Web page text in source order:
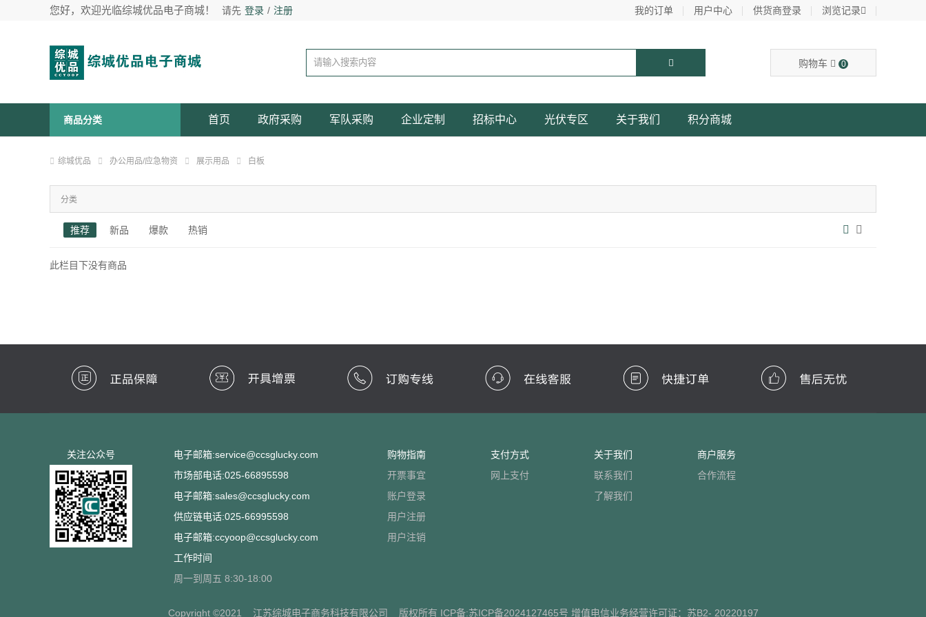
您好，欢迎光临综城优品电子商城！ 请先 登录 / 注册 我的订单 用户中心 供货商登录 浏览记录
购物车 0
商品分类 首页 政府采购 军队采购 企业定制 招标中心 光伏专区 关于我们 积分商城
综城优品 办公用品/应急物资 展示用品 白板
分类
推荐 新品 爆款 热销
此栏目下没有商品
关注公众号
电子邮箱:service@ccsglucky.com
市场部电话:025-66895598
电子邮箱:sales@ccsglucky.com
供应链电话:025-66995598
电子邮箱:ccyoop@ccsglucky.com
工作时间
周一到周五 8:30-18:00
购物指南
开票事宜
账户登录
用户注册
用户注销
支付方式
网上支付
关于我们
联系我们
了解我们
商户服务
合作流程
Copyright ©2021 江苏综城电子商务科技有限公司 版权所有 ICP备:苏ICP备2024127465号 增值电信业务经营许可证： 苏B2- 20220197